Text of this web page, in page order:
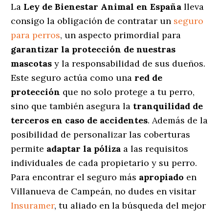
La Ley de Bienestar Animal en España lleva
consigo la obligación de contratar un seguro
para perros, un aspecto primordial para
garantizar la protección de nuestras
mascotas y la responsabilidad de sus dueños.
Este seguro actúa como una red de
protección que no solo protege a tu perro,
sino que también asegura la tranquilidad de
terceros en caso de accidentes. Además de la
posibilidad de personalizar las coberturas
permite adaptar la póliza a las requisitos
individuales de cada propietario y su perro.
Para encontrar el seguro más apropiado en
Villanueva de Campeán, no dudes en visitar
Insuramer, tu aliado en la búsqueda del mejor